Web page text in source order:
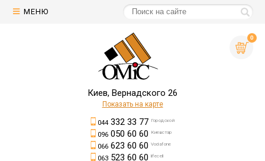
МЕНЮ
0
Киев, Вернадского 26
Показать на карте
044332 33 77 Городской
096050 60 60 Киевстар
066623 60 60 Vodafone
063523 60 60 lifecell